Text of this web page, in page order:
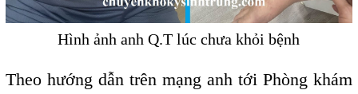
Hình ảnh anh Q.T lúc chưa khỏi bệnh
Theo hướng dẫn trên mạng anh tới Phòng khám